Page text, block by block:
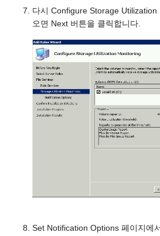
다시 Configure Storage
오면 Next 버튼을 클릭합니다.
Set Notification Options 페이지에